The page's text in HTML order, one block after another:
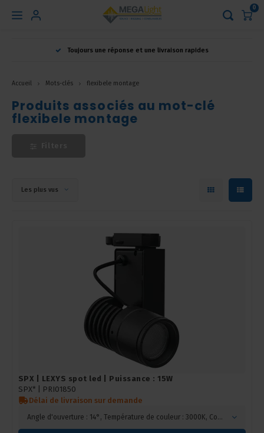
Hoofdmenu
0
Toujours une réponse et une livraison rapides
Accueil Mots-clés flexibele montage
Produits associés au mot-clé
flexibele montage
Les plus vus
SPX | LEXYS spot led | Puissance : 15W
SPX* |
PRI01850
Délai de livraison sur demande
Angle d'ouverture : 14°, Température de couleur : 3000K, Contrôle : CASAMBI, Fixation : Montage en applique, Couleur : Noir